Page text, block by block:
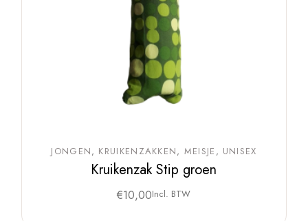
JONGEN KRUIKENZAKKEN MEISJE UNISEX
Kruikenzak Stip groen
€10,00Incl. BTW